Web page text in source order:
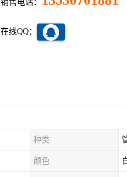
销售电话：
在线QQ：
种类
颜色